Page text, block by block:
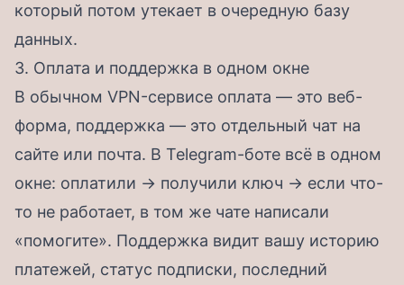
который потом утекает в очередную базу
данных.
3. Оплата и поддержка в одном окне
В обычном VPN-сервисе оплата — это веб-
форма, поддержка — это отдельный чат на
сайте или почта. В Telegram-боте всё в одном
окне: оплатили → получили ключ → если что-
то не работает, в том же чате написали
«помогите». Поддержка видит вашу историю
платежей, статус подписки, последний